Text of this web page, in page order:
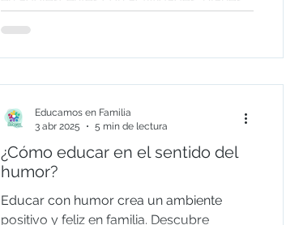
¿Cómo educar en el sentido del
humor?
Educar con humor crea un ambiente
positivo y feliz en familia. Descubre
Educamos en Familia
3 abr 2025
5 min de lectura